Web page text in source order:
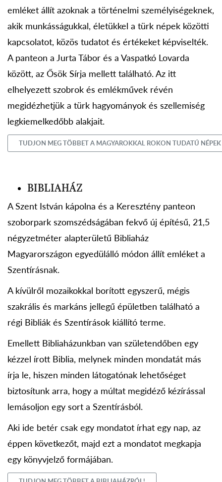
emléket állít azoknak a történelmi személyiségeknek,
akik munkásságukkal, életükkel a türk népek közötti
kapcsolatot, közös tudatot és értékeket képviselték.
A panteon a Jurta Tábor és a Vaspatkó Lovarda
között, az Ősök Sírja mellett található. Az itt
elhelyezett szobrok és emlékművek révén
megidézhetjük a türk hagyományok és szellemiség
legkiemelkedőbb alakjait.
TUDJON MEG TÖBBET A MAGYAROKKAL ROKON TUDATÚ
BIBLIAHÁZ
A Szent István kápolna és a Keresztény panteon
szoborpark szomszédságában fekvő új építésű, 21,5
négyzetméter alapterületű Bibliaház
Magyarországon egyedülálló módon állít emléket a
Szentírásnak.
A kívülről mozaikokkal borított egyszerű, mégis
szakrális és markáns jellegű épületben található a
régi Bibliák és Szentírások kiállító terme.
Emellett Bibliaházunkban van születendőben egy
kézzel írott Biblia, melynek minden mondatát más
írja le, hiszen minden látogatónak lehetőséget
biztosítunk arra, hogy a múltat megidéző kézírással
lemásoljon egy sort a Szentírásból.
Aki ide betér csak egy mondatot írhat egy nap, az
éppen következőt, majd ezt a mondatot megkapja
egy könyvjelző formájában.